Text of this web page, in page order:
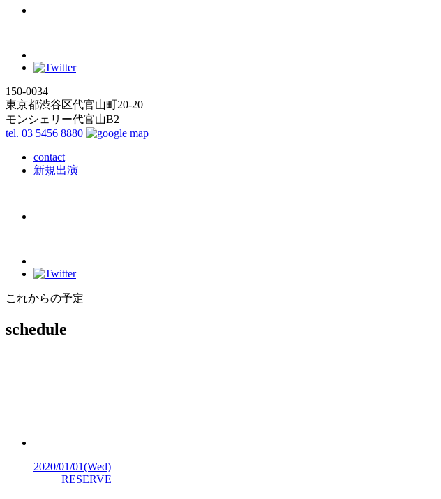
150-0034
東京都渋谷区代官山町20-20
モンシェリー代官山B2
tel. 03 5456 8880
contact
新規出演
これからの予定
schedule
2020/01/01(Wed)
RESERVE